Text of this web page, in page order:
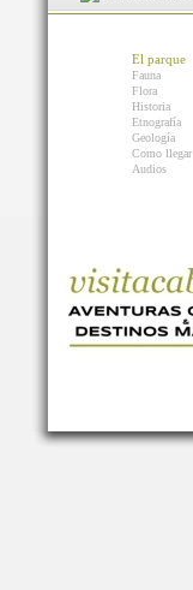
El parque
Fauna
Flora
Historia
Etnografía
Geología
Como llegar
Audios